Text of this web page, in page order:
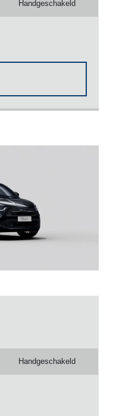
Handgeschakeld
Handgeschakeld